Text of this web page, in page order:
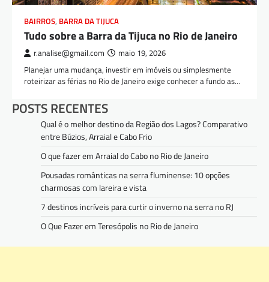
BAIRROS, BARRA DA TIJUCA
Tudo sobre a Barra da Tijuca no Rio de Janeiro
r.analise@gmail.com maio 19, 2026
Planejar uma mudança, investir em imóveis ou simplesmente
roteirizar as férias no Rio de Janeiro exige conhecer a fundo as…
POSTS RECENTES
Qual é o melhor destino da Região dos Lagos? Comparativo
entre Búzios, Arraial e Cabo Frio
O que fazer em Arraial do Cabo no Rio de Janeiro
Pousadas românticas na serra fluminense: 10 opções
charmosas com lareira e vista
7 destinos incríveis para curtir o inverno na serra no RJ
O Que Fazer em Teresópolis no Rio de Janeiro